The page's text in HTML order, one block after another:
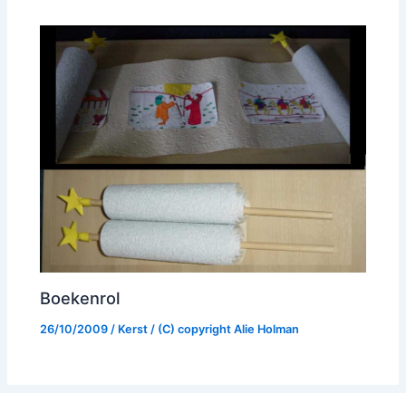
Boekenrol
26/10/2009 / Kerst / (C) copyrightAlie Holman